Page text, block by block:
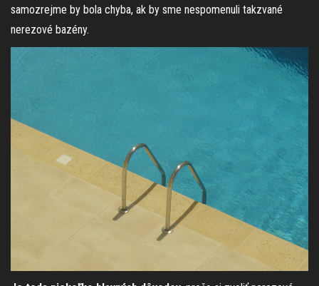
samozrejme by bola chyba, ak by sme nespomenuli takzvané
nerezové bazény.